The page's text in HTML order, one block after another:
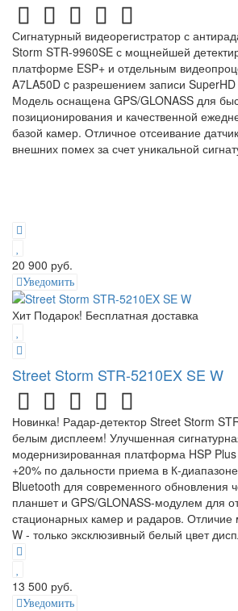
Сигнатурный видеорегистратор с
Storm STR-9960SE с мощнейшей
платформе ESP+ и отдельным
A7LA50D c разрешением записи
Модель оснащена GPS/GLONASS для
позиционирования и качественной
базой камер. Отличное отсеивание
внешних помех за счет уникальной
20 900 руб.
Уведомить
Хит Подарок! Бесплатная доставка
Street Storm STR-5210EX SE W
Новинка! Радар-детектор Street Storm
белым дисплеем! Улучшенная
модернизированная платформа HSP
+20% по дальности приема в К-
Bluetooth для современного обновления
планшет и GPS/GLONASS-модулем для
стационарных камер и радаров. Отличие
W - только эксклюзивный белый цвет
13 500 руб.
Уведомить